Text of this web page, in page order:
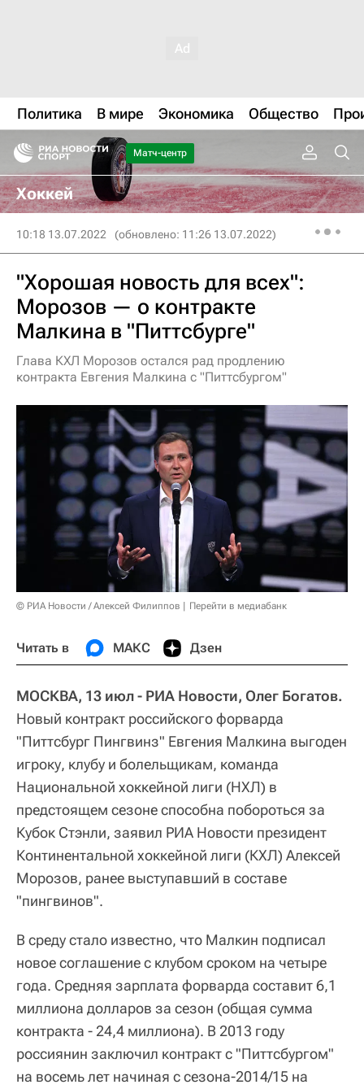
Политика В мире Экономика Общество
Матч-центр
Хоккей
10:18 13.07.2022 (обновлено: 11:26 13.07.2022)
"Хорошая новость для всех":
Морозов — о контракте
Малкина в "Питтсбурге"
Глава КХЛ Морозов остался рад продлению
контракта Евгения Малкина с "Питтсбургом"
© РИА Новости / Алексей Филиппов Перейти в медиабанк
Читать в МАКС Дзен
МОСКВА, 13 июл - РИА Новости, Олег Богатов.
Новый контракт российского форварда
"Питтсбург Пингвинз" Евгения Малкина выгоден
игроку, клубу и болельщикам, команда
Национальной хоккейной лиги (НХЛ) в
предстоящем сезоне способна побороться за
Кубок Стэнли, заявил РИА Новости президент
Континентальной хоккейной лиги (КХЛ) Алексей
Морозов, ранее выступавший в составе
"пингвинов".
В среду стало известно, что Малкин подписал
новое соглашение с клубом сроком на четыре
года. Средняя зарплата форварда составит 6,1
миллиона долларов за сезон (общая сумма
контракта - 24,4 миллиона). В 2013 году
россиянин заключил контракт с "Питтсбургом"
на восемь лет начиная с сезона-2014/15 на